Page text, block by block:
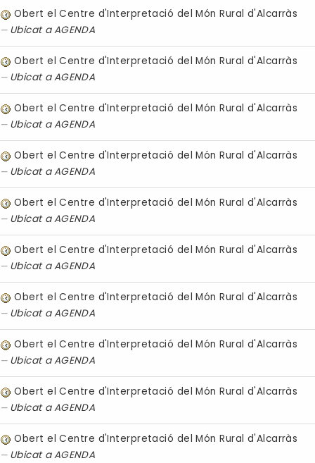
Obert el Centre d'Interpretació del Món Rural d'Alcarràs
Ubicat aAGENDA
Obert el Centre d'Interpretació del Món Rural d'Alcarràs
Ubicat aAGENDA
Obert el Centre d'Interpretació del Món Rural d'Alcarràs
Ubicat aAGENDA
Obert el Centre d'Interpretació del Món Rural d'Alcarràs
Ubicat aAGENDA
Obert el Centre d'Interpretació del Món Rural d'Alcarràs
Ubicat aAGENDA
Obert el Centre d'Interpretació del Món Rural d'Alcarràs
Ubicat aAGENDA
Obert el Centre d'Interpretació del Món Rural d'Alcarràs
Ubicat aAGENDA
Obert el Centre d'Interpretació del Món Rural d'Alcarràs
Ubicat aAGENDA
Obert el Centre d'Interpretació del Món Rural d'Alcarràs
Ubicat aAGENDA
Obert el Centre d'Interpretació del Món Rural d'Alcarràs
Ubicat aAGENDA